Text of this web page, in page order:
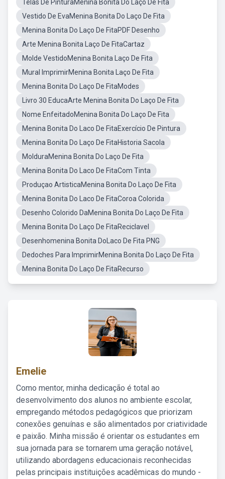
Telas De PinturaMenina Bonita Do Laço De Fita
Vestido De EvaMenina Bonita Do Laço De Fita
Menina Bonita Do Laço De FitaPDF Desenho
Arte Menina Bonita Laço De FitaCartaz
Molde VestidoMenina Bonita Laço De Fita
Mural ImprimirMenina Bonita Laço De Fita
Menina Bonita Do Laço De FitaModes
Livro 30 EducaArte Menina Bonita Do Laço De Fita
Nome EnfeitadoMenina Bonita Do Laço De Fita
Menina Bonita Do Laco De FitaExercício De Pintura
Menina Bonita Do Laço De FitaHistoria Sacola
MolduraMenina Bonita Do Laço De Fita
Menina Bonita Do Laco De FitaCom Tinta
Produçao ArtisticaMenina Bonita Do Laço De Fita
Menina Bonita Do Laco De FitaCoroa Colorida
Desenho Colorido DaMenina Bonita Do Laço De Fita
Menina Bonita Do Laço De FitaReciclavel
Desenhomenina Bonita DoLaco De Fita PNG
Dedoches Para ImprimirMenina Bonita Do Laço De Fita
Menina Bonita Do Laço De FitaRecurso
Emelie
Como mentor, minha dedicação é total ao
desenvolvimento dos alunos no ambiente escolar,
empregando métodos pedagógicos que priorizam
conexões genuínas e são alimentados por criatividade
e paixão. Minha missão é orientar os estudantes em
sua jornada para se tornarem uma geração notável,
utilizando abordagens educacionais reconhecidas
pelas principais instituições acadêmicas do mundo -